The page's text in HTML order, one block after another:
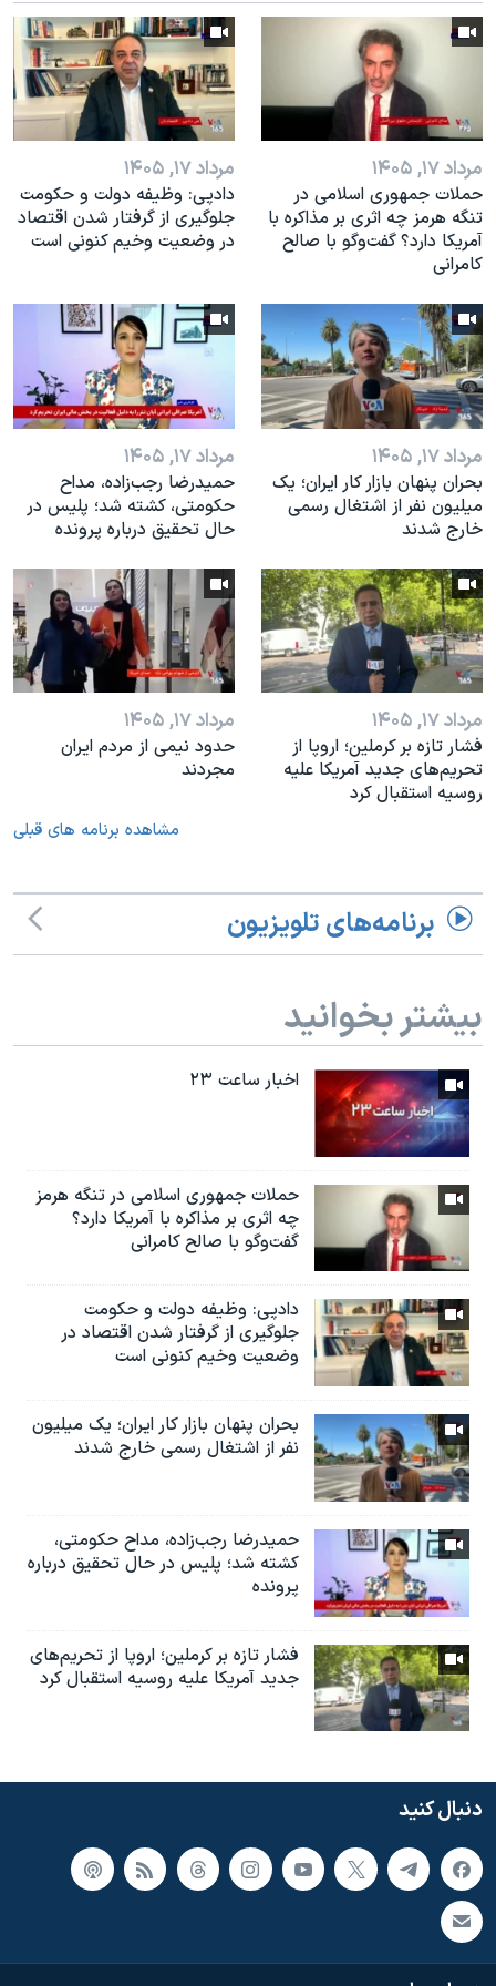
نرگس محمدی برنده جایزه نوبل صلح
همایش محافظه‌کاران آمریکا «سی‌پک»
صفحه‌های ویژه
سفر پرزیدنت ترامپ به چینمرداد ۱۷, ۱۴۰۵
حملات جمهوری اسلامی در
تنگه هرمز چه اثری بر مذاکره با
آمریکا دارد؟ گفت‌وگو با صالح
کامرانی
مرداد ۱۷, ۱۴۰۵
دادپی: وظیفه دولت و حکومت
جلوگیری از گرفتار شدن اقتصاد
در وضعیت وخیم کنونی است
مرداد ۱۷, ۱۴۰۵
بحران پنهان بازار کار ایران؛ یک
میلیون نفر از اشتغال رسمی
خارج شدند
مرداد ۱۷, ۱۴۰۵
حمیدرضا رجب‌زاده، مداح
حکومتی، کشته شد؛ پلیس در
حال تحقیق درباره پرونده
مرداد ۱۷, ۱۴۰۵
فشار تازه بر کرملین؛ اروپا از
تحریم‌های جدید آمریکا علیه
روسیه استقبال کرد
مرداد ۱۷, ۱۴۰۵
حدود نیمی از مردم ایران
مجردند
مشاهده برنامه های قبلی
برنامه‌های تلویزیون
بیشتر بخوانید
اخبار ساعت ۲۳
حملات جمهوری اسلامی در تنگه هرمز
چه اثری بر مذاکره با آمریکا دارد؟
گفت‌وگو با صالح کامرانی
دادپی: وظیفه دولت و حکومت
جلوگیری از گرفتار شدن اقتصاد در
وضعیت وخیم کنونی است
بحران پنهان بازار کار ایران؛ یک میلیون
نفر از اشتغال رسمی خارج شدند
حمیدرضا رجب‌زاده، مداح حکومتی،
کشته شد؛ پلیس در حال تحقیق درباره
پرونده
فشار تازه بر کرملین؛ اروپا از تحریم‌های
جدید آمریکا علیه روسیه استقبال کرد
دنبال کنید